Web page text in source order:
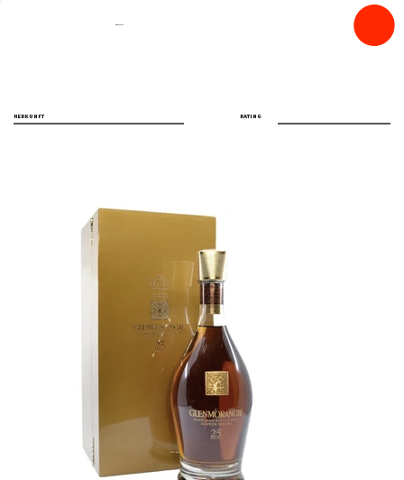
spiritfly
RATING
HERKUNFT